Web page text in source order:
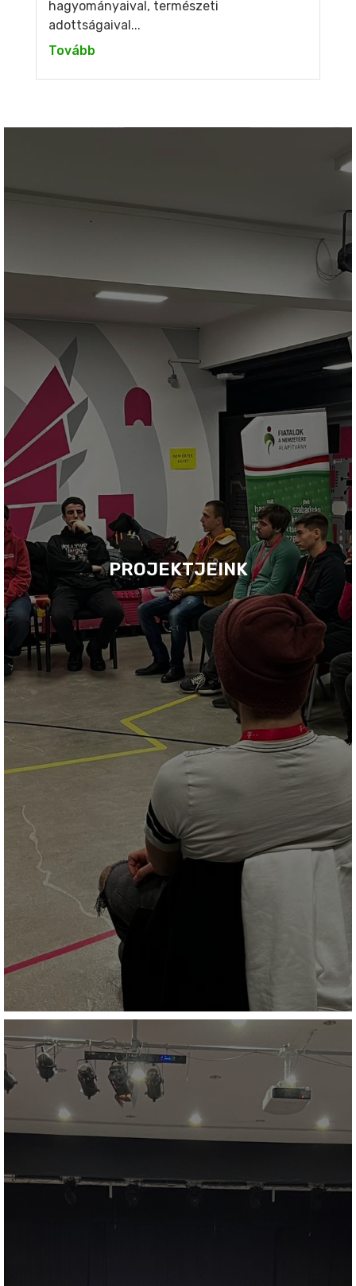
hagyományaival, természeti
adottságaival...
Tovább
PROJEKTJEINK